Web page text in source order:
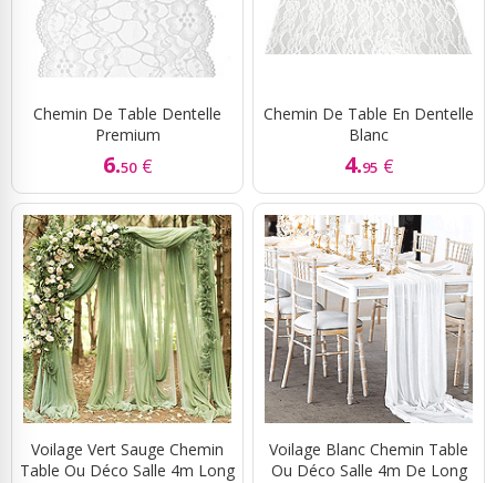
Chemin De Table Dentelle
Premium
6.50 €
Chemin De Table En Dentelle
Blanc
4.95 €
Voilage Vert Sauge Chemin
Table Ou Déco Salle 4m Long
Voilage Blanc Chemin Table
Ou Déco Salle 4m De Long